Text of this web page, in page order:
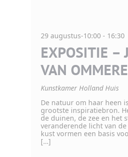
EXPOSITIE –
VAN
29 augustus-10:00 - 16:30
Kunstkamer Holland Huis
De natuur om haar heen
grootste inspiratiebron.
de duinen, de zee en het
veranderende licht van de
kust vormen een basis
[…]